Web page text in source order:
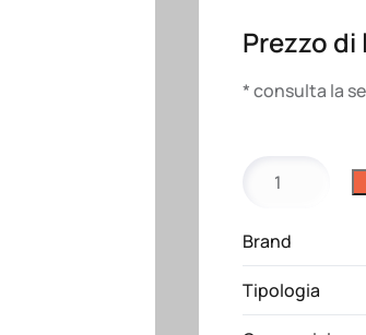
Prezzo
* consulta la
Mistral
Payper
quantità
Brand
Tipologia